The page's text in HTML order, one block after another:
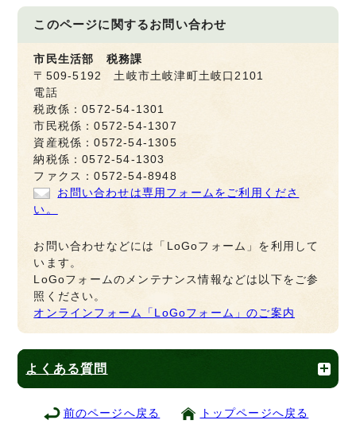
このページに関するお問い合わせ
市民生活部 税務課
〒509-5192 土岐市土岐津町土岐口2101
電話
税政係：0572-54-1301
市民税係：0572-54-1307
資産税係：0572-54-1305
納税係：0572-54-1303
ファクス：0572-54-8948
お問い合わせは専用フォームをご利用くださ
い。
お問い合わせなどには「LoGoフォーム」を利用して
います。
LoGoフォームのメンテナンス情報などは以下をご参
照ください。
オンラインフォーム「LoGoフォーム」のご案内
よくある質問
前のページへ戻る トップページへ戻る